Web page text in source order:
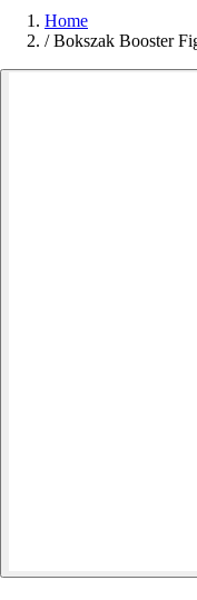
Home
/ Bokszak Booster